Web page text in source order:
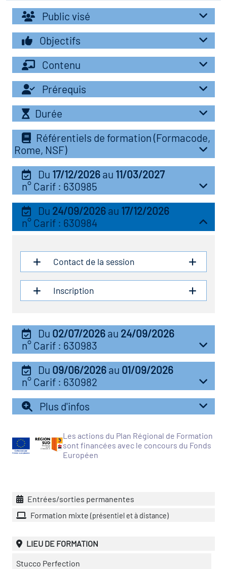
les métiers
clés métiers et
lieu d'information ou
des métiers en
des transitions
de l'Economie
Solidaire (ESS)
du secteur sanitaire
de l'Industrie
emploi-formation
des secteurs (en
construction)
Public visé
Objectifs
Contenu
Prérequis
Durée
Référentiels de formation (Formacode,
Rome, NSF)
Du 17/12/2026 au 11/03/2027
n° Carif : 630985
Du 24/09/2026 au 17/12/2026
n° Carif : 630984
Contact de la session
Inscription
Du 02/07/2026 au 24/09/2026
n° Carif : 630983
Du 09/06/2026 au 01/09/2026
n° Carif : 630982
Plus d'infos
Les actions du Plan Régional de Formation
sont financées avec le concours du Fonds
Européen
Entrées/sorties permanentes
Formation mixte (présentiel et à distance)
LIEU DE FORMATION
Stucco Perfection